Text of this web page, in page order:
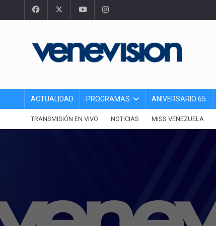
ACTUALIDAD PROGRAMAS ANIVERSARIO 65
TRANSMISIÓN EN VIVO NOTICIAS MISS VENEZUELA